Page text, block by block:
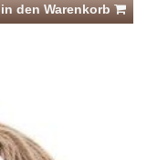
in den Warenkorb